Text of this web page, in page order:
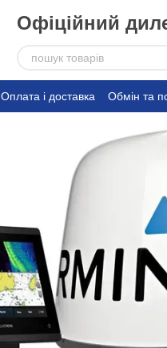
Офіційний
Оплата і доставка Обмін та